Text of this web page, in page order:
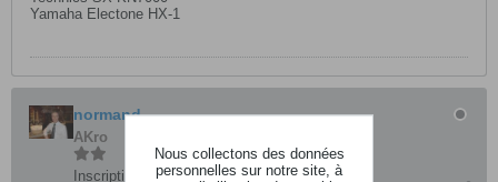
Yamaha Electone HX-1
normand
AKro
Inscription: mars 2016
Nous collectons des données
personnelles sur notre site, à